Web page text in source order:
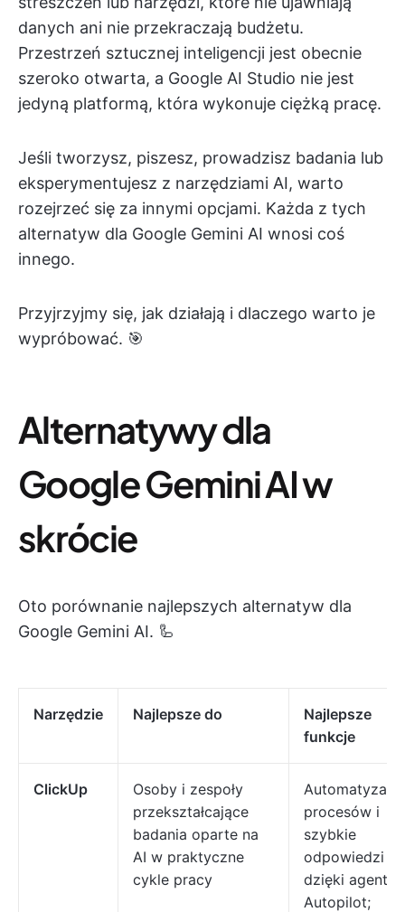
danych ani nie przekraczają budżetu.
Przestrzeń sztucznej inteligencji jest obecnie
szeroko otwarta, a Google AI Studio nie jest
jedyną platformą, która wykonuje ciężką pracę.
Jeśli tworzysz, piszesz, prowadzisz badania lub
eksperymentujesz z narzędziami AI, warto
rozejrzeć się za innymi opcjami. Każda z tych
alternatyw dla Google Gemini AI wnosi coś
innego.
Przyjrzyjmy się, jak działają i dlaczego warto je
wypróbować. 🎯
Alternatywy dla
Google Gemini AI w
skrócie
Oto porównanie najlepszych alternatyw dla
Google Gemini AI. 🦾
Narzędzie Najlepsze do
Najlepsze
funkcje
ClickUp
Osoby i zespoły
przekształcające
badania oparte na
AI w praktyczne
cykle pracy
procesów i
szybkie
odpowiedzi
dzięki
Autopilot;